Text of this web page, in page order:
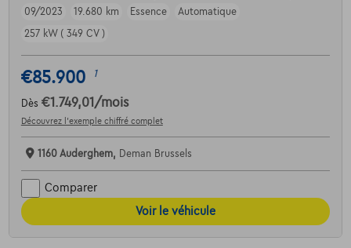
09/2023
19.680 km Essence
Automatique
257 kW ( 349 CV )
€85.900 1
Dès €1.749,01 /mois
Découvrez l’exemple chiffré complet
1160 Auderghem, Deman Brussels
Comparer
Voir le véhicule